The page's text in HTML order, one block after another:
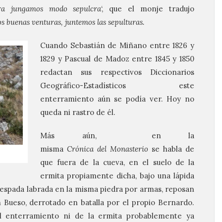
jungamos modo sepulcra‘, que el monje tradujo
buenas venturas, juntemos las sepulturas.
Cuando Sebastián de Miñano entre 1826 y
1829 y Pascual de Madoz entre 1845 y 1850
redactan sus respectivos Diccionarios
Geográfico-Estadísticos este
enterramiento aún se podía ver. Hoy no
queda ni rastro de él.
Más aún, en la
misma Crónica del Monasterio se habla de
que fuera de la cueva, en el suelo de la
ermita propiamente dicha, bajo una lápida
labrada en la misma piedra por armas, reposan
derrotado en batalla por el propio Bernardo.
ni de la ermita probablemente ya